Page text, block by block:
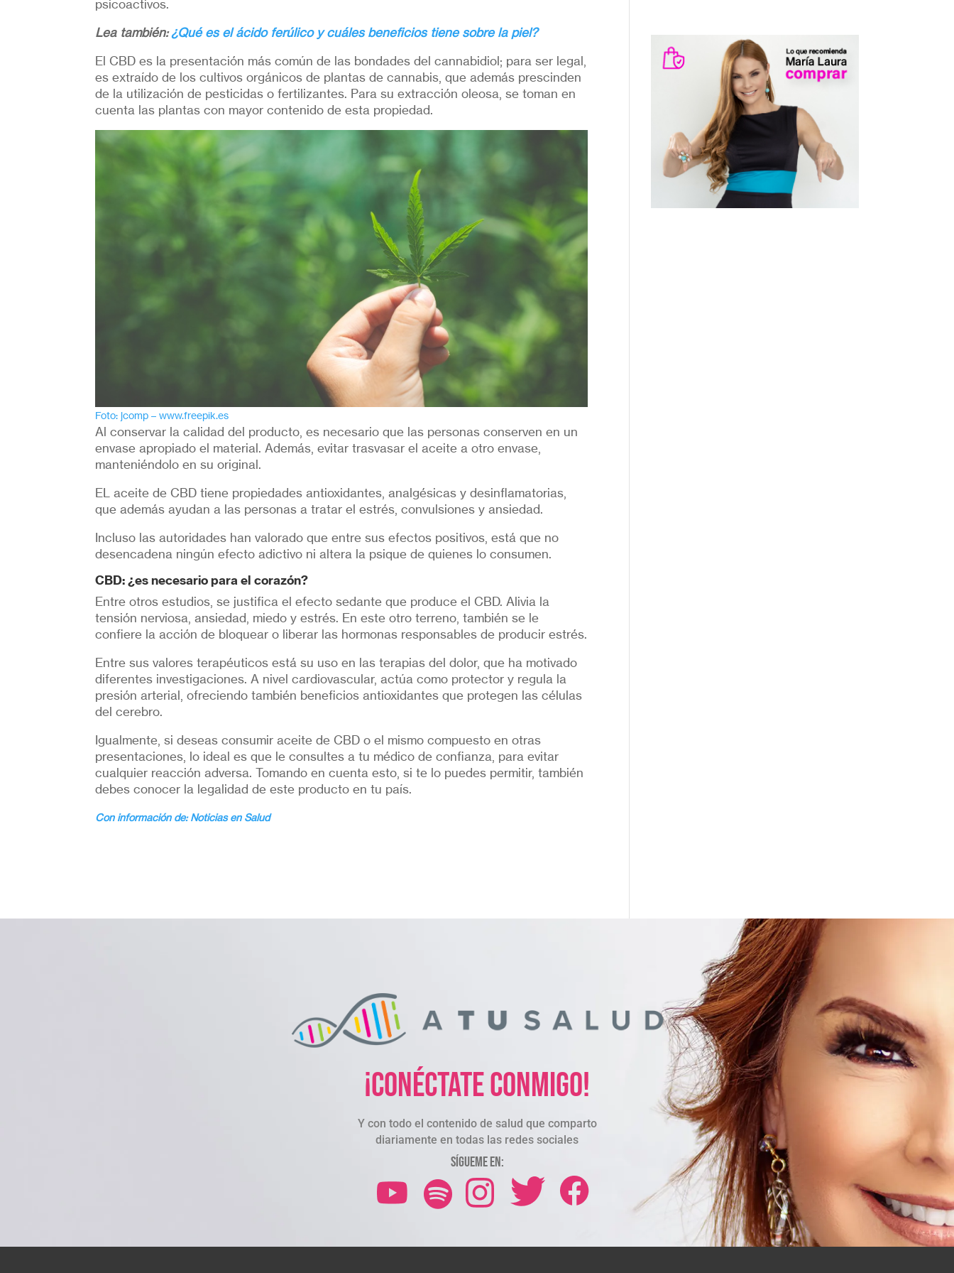
psicoactivos.
Lea también:¿Qué es el ácido ferúlico y cuáles beneficios tiene sobre la piel?
El CBD es la presentación más común de las bondades del cannabidiol; para ser legal,
es extraído de los cultivos orgánicos de plantas de cannabis, que además prescinden
de la utilización de pesticidas o fertilizantes. Para su extracción oleosa, se toman en
cuenta las plantas con mayor contenido de esta propiedad.
Foto: jcomp – www.freepik.es
Al conservar la calidad del producto, es necesario que las personas conserven en un
envase apropiado el material. Además, evitar trasvasar el aceite a otro envase,
manteniéndolo en su original.
EL aceite de CBD tiene propiedades antioxidantes, analgésicas y desinflamatorias,
que además ayudan a las personas a tratar el estrés, convulsiones y ansiedad.
Incluso las autoridades han valorado que entre sus efectos positivos, está que no
desencadena ningún efecto adictivo ni altera la psique de quienes lo consumen.
CBD: ¿es necesario para el corazón?
Entre otros estudios, se justifica el efecto sedante que produce el CBD. Alivia la
tensión nerviosa, ansiedad, miedo y estrés. En este otro terreno, también se le
confiere la acción de bloquear o liberar las hormonas responsables de producir estrés.
Entre sus valores terapéuticos está su uso en las terapias del dolor, que ha motivado
diferentes investigaciones. A nivel cardiovascular, actúa como protector y regula la
presión arterial, ofreciendo también beneficios antioxidantes que protegen las células
del cerebro.
Igualmente, si deseas consumir aceite de CBD o el mismo compuesto en otras
presentaciones, lo ideal es que le consultes a tu médico de confianza, para evitar
cualquier reacción adversa. Tomando en cuenta esto, si te lo puedes permitir, también
debes conocer la legalidad de este producto en tu país.
Con información de: Noticias en Salud
¡Conéctate conmigo!
Y con todo el contenido de salud que comparto
diariamente en todas las redes sociales
Sígueme en: